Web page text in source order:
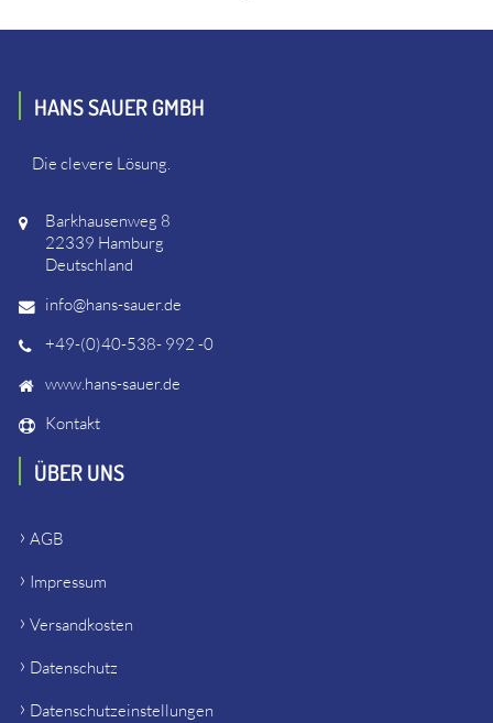
HANS SAUER GMBH
Die clevere Lösung.
Barkhausenweg 8
22339 Hamburg
Deutschland
info@hans-sauer.de
+49-(0)40-538- 992 -0
www.hans-sauer.de
Kontakt
ÜBER UNS
AGB
Impressum
Versandkosten
Datenschutz
Datenschutzeinstellungen